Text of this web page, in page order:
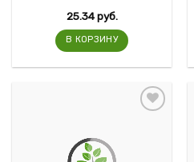
25.34руб.
В КОРЗИНУ